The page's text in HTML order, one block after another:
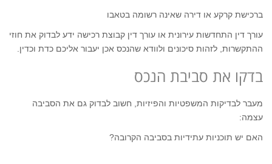
ברכישת קרקע או דירה שאינה רשומה בטאבו
עורך דין התחדשות עירונית או עורך דין קבוצת רכישה ידע לבדוק את חוזי
ההתקשרות, לזהות סיכונים ולוודא שהנכס אכן יעבור אליכם כדת וכדין.
בדקו את סביבת הנכס
מעבר לבדיקות המשפטיות והפיזיות, חשוב לבדוק גם את הסביבה
עצמה:
האם יש תוכניות עתידיות בסביבה הקרובה?